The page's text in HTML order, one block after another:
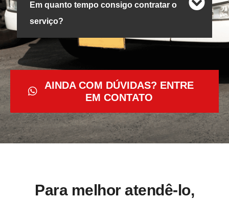
Em quanto tempo consigo contratar o
serviço?
AINDA COM DÚVIDAS? ENTRE
EM CONTATO
Para melhor atendê-lo,